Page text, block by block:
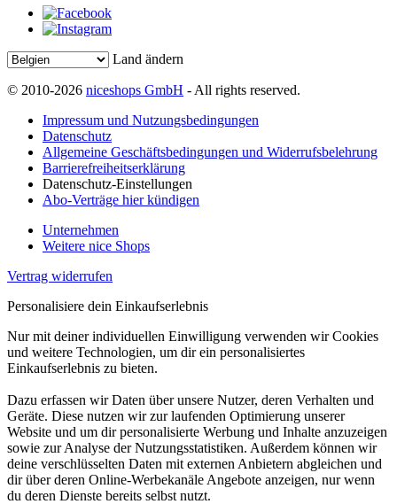
Land ändern
© 2010-2026 niceshops GmbH - All rights reserved.
Impressum und Nutzungsbedingungen
Datenschutz
Allgemeine Geschäftsbedingungen und Widerrufsbelehrung
Barrierefreiheitserklärung
Datenschutz-Einstellungen
Abo-Verträge hier kündigen
Unternehmen
Weitere nice Shops
Vertrag widerrufen
Personalisiere dein Einkaufserlebnis
Nur mit deiner individuellen Einwilligung verwenden wir Cookies
und weitere Technologien, um dir ein personalisiertes
Einkaufserlebnis zu bieten.
Dazu erfassen wir Daten über unsere Nutzer, deren Verhalten und
Geräte. Diese nutzen wir zur laufenden Optimierung unserer
Website und um dir personalisierte Werbung und Inhalte anzuzeigen
sowie zur Analyse der Nutzungsstatistiken. Außerdem können wir
deine verschlüsselten Daten mit externen Anbietern abgleichen und
dir über deren Online-Werbekanäle Angebote anzeigen, nur wenn
du deren Dienste bereits selbst nutzt.